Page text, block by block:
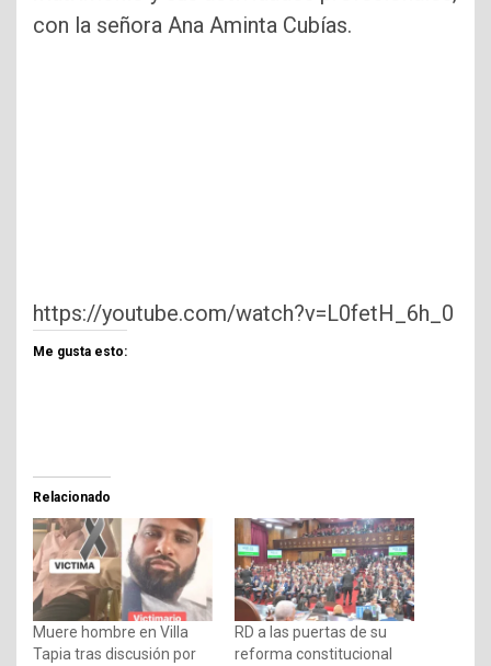
con la señora Ana Aminta Cubías.
https://youtube.com/watch?v=L0fetH_6h_0
Me gusta esto:
Relacionado
Muere hombre en Villa
Tapia tras discusión por
RD a las puertas de su
reforma constitucional